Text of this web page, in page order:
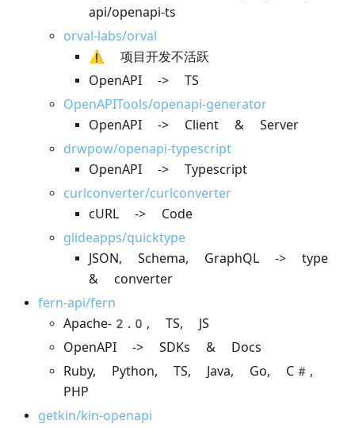
api/openapi-ts
orval-labs/orval
⚠️ 项目开发不活跃
OpenAPI -> TS
OpenAPITools/openapi-generator
OpenAPI -> Client & Server
drwpow/openapi-typescript
OpenAPI -> Typescript
curlconverter/curlconverter
cURL -> Code
glideapps/quicktype
JSON, Schema, GraphQL -> type
& converter
fern-api/fern
Apache-2.0, TS, JS
OpenAPI -> SDKs & Docs
Ruby, Python, TS, Java, Go, C#,
PHP
getkin/kin-openapi